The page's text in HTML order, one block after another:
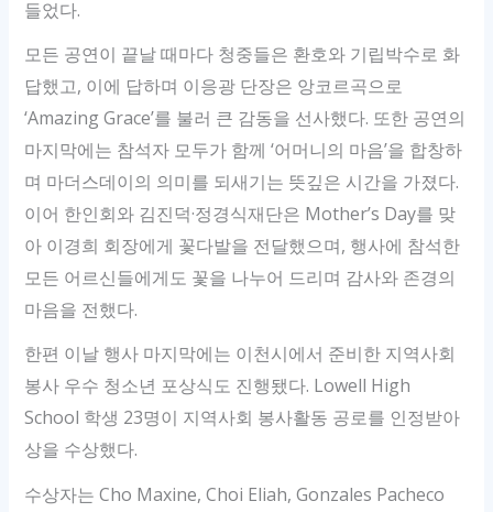
들었다.
모든 공연이 끝날 때마다 청중들은 환호와 기립박수로 화
답했고, 이에 답하며 이응광 단장은 앙코르곡으로
‘Amazing Grace’를 불러 큰 감동을 선사했다. 또한 공연의
마지막에는 참석자 모두가 함께 ‘어머니의 마음’을 합창하
며 마더스데이의 의미를 되새기는 뜻깊은 시간을 가졌다.
이어 한인회와 김진덕·정경식재단은 Mother’s Day를 맞
아 이경희 회장에게 꽃다발을 전달했으며, 행사에 참석한
모든 어르신들에게도 꽃을 나누어 드리며 감사와 존경의
마음을 전했다.
한편 이날 행사 마지막에는 이천시에서 준비한 지역사회
봉사 우수 청소년 포상식도 진행됐다. Lowell High
School 학생 23명이 지역사회 봉사활동 공로를 인정받아
상을 수상했다.
수상자는 Cho Maxine, Choi Eliah, Gonzales Pacheco